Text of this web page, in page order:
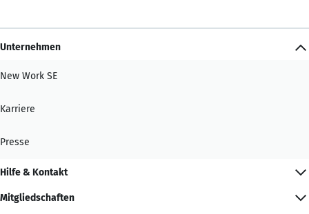
Unternehmen
New Work SE
Karriere
Presse
Hilfe & Kontakt
Mitgliedschaften